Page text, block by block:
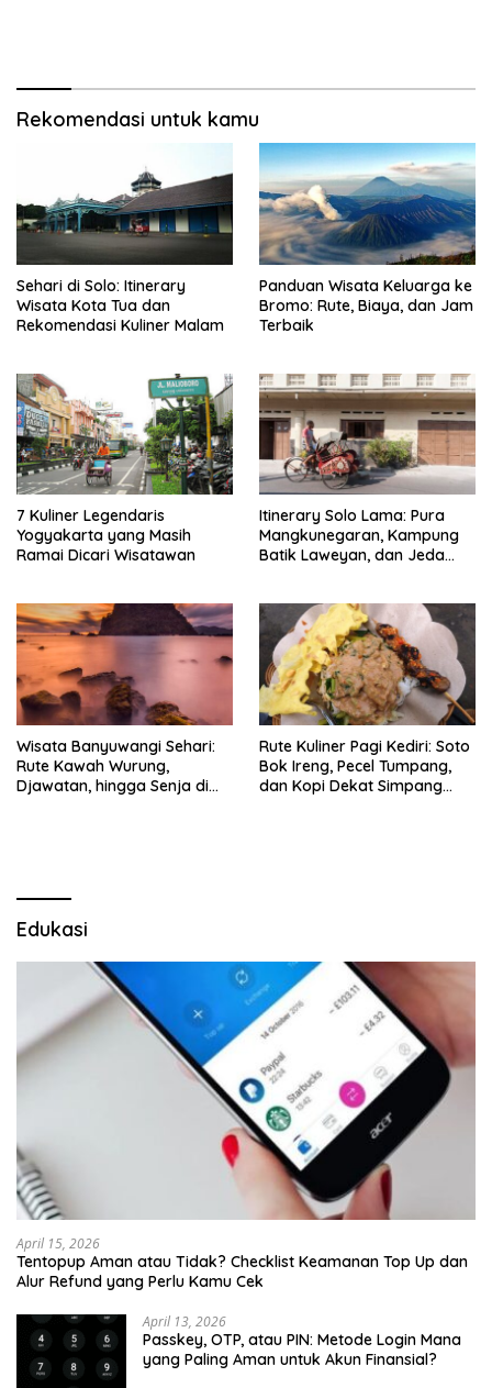
Rekomendasi untuk kamu
Sehari di Solo: Itinerary
Wisata Kota Tua dan
Rekomendasi Kuliner Malam
Panduan Wisata Keluarga ke
Bromo: Rute, Biaya, dan Jam
Terbaik
7 Kuliner Legendaris
Yogyakarta yang Masih
Ramai Dicari Wisatawan
Itinerary Solo Lama: Pura
Mangkunegaran, Kampung
Batik Laweyan, dan Jeda
Wisata Banyuwangi Sehari:
Rute Kawah Wurung,
Djawatan, hingga Senja di
Rute Kuliner Pagi Kediri: Soto
Bok Ireng, Pecel Tumpang,
dan Kopi Dekat Simpang
Edukasi
April 15, 2026
Tentopup Aman atau Tidak? Checklist Keamanan Top Up dan
Alur Refund yang Perlu Kamu Cek
April 13, 2026
Passkey, OTP, atau PIN: Metode Login Mana
yang Paling Aman untuk Akun Finansial?